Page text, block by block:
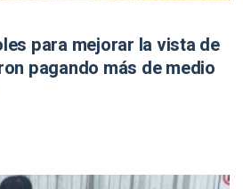
para mejorar la vista de
pagando más de medio